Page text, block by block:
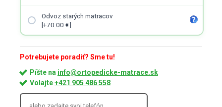
Odvoz starých matracov
[+70.00 €]
Potrebujete poradiť? Sme tu!
Píšte na info@ortopedicke-matrace.sk
Volajte+421 905 486 558